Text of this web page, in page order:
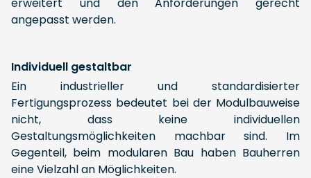
angepasst werden.
Individuell gestaltbar
Ein industrieller und standardisierter
Fertigungsprozess bedeutet bei der Modulbauweise
nicht, dass keine individuellen
Gestaltungsmöglichkeiten machbar sind. Im
Gegenteil, beim modularen Bau haben Bauherren
eine Vielzahl an Möglichkeiten.